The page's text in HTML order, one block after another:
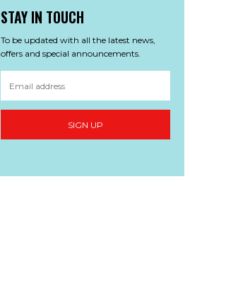
STAY IN TOUCH
To be updated with all the latest news,
offers and special announcements.
SIGN UP